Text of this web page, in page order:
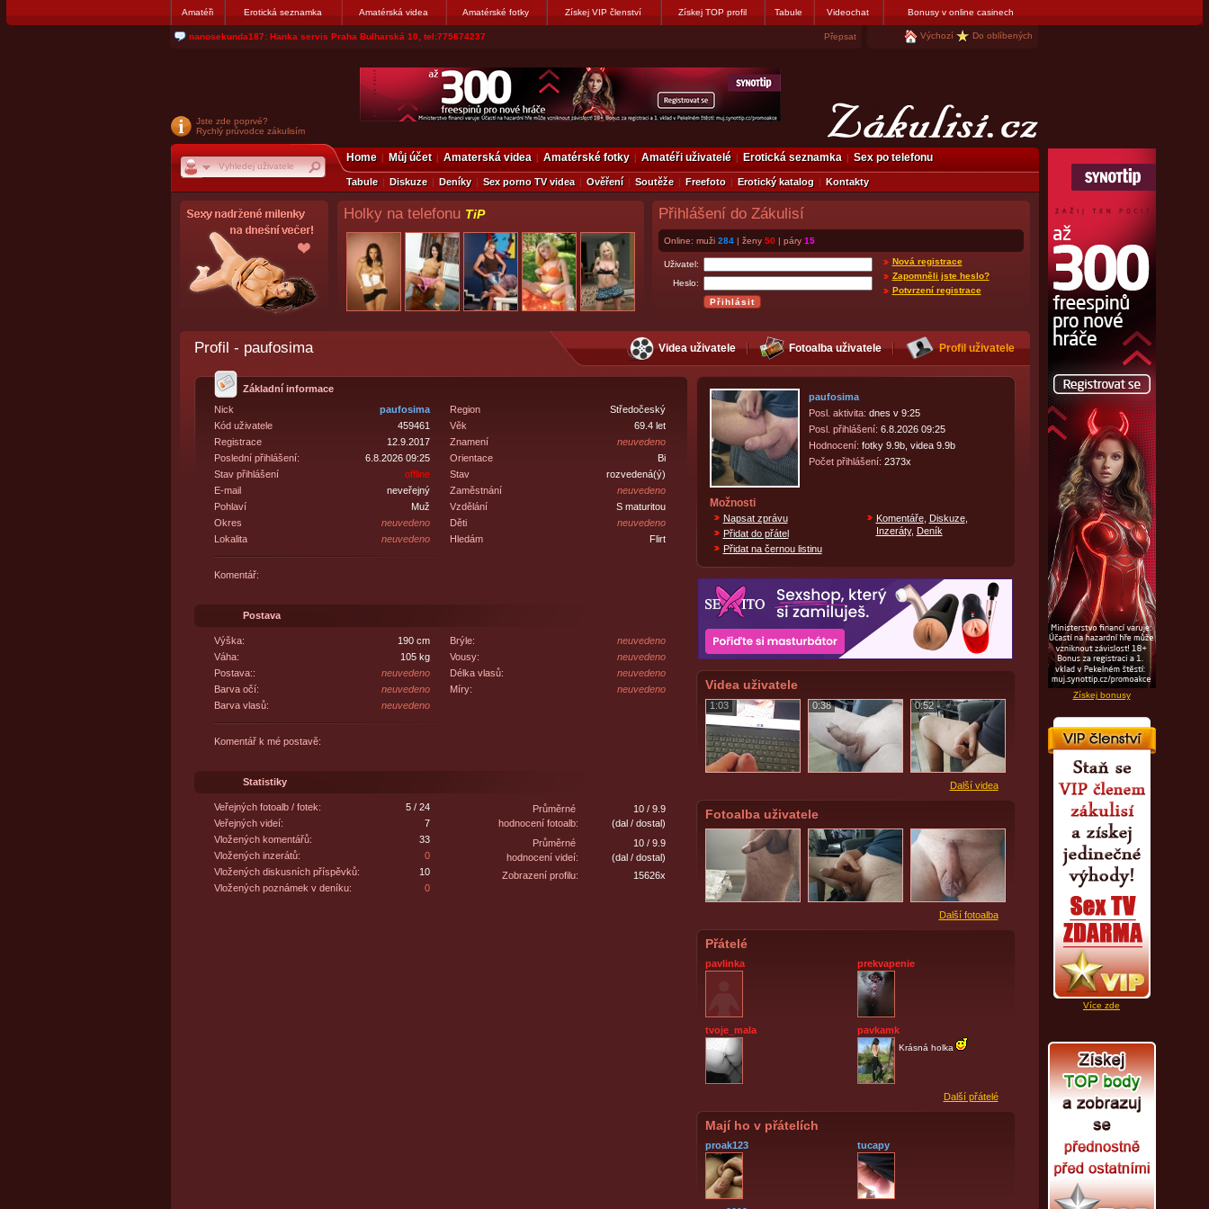
Amatéři Erotická seznamka Amatérská videa Amatérské fotky Získej VIP členství Získej TOP profil Tabule Videochat Bonusy v online casinech
jjoseff: Najde se par, ktery nekdy přemýšlel o divákovi. Napiste Přepsat Výchozí Do oblíbených
Získej bonusy
Více zde
Jste zde poprvé?
Rychlý průvodce zákulisím
Home Můj účet Amaterská videa Amatérské fotky Amatéři uživatelé Erotická seznamka Sex po telefonu
Tabule Diskuze Deníky Sex porno TV videa Ověření Soutěže Freefoto Erotický katalog Kontakty
Holky na telefonu TiP Přihlášení do Zákulisí
Online: muži 284| ženy 50| páry 15
Uživatel:
Heslo:
Nová registrace
Zapomněli jste heslo?
Potvrzení registrace
Profil - paufosima Videa uživatele Fotoalba uživatele Profil uživatele
Základní informace
Nick
paufosima
Kód uživatele
459461
Registrace
12.9.2017
Poslední přihlášení:
6.8.2026 09:25
Stav přihlášení
offline
E-mail
neveřejný
Pohlaví
Muž
Okres
neuvedeno
Lokalita
neuvedeno
Region
Středočeský
Věk
69.4 let
Znamení
neuvedeno
Orientace
Bi
Stav
rozvedená(ý)
Zaměstnání
neuvedeno
Vzdělání
S maturitou
Děti
neuvedeno
Hledám
Flirt
Komentář:
Postava
Výška:
190 cm
Váha:
105 kg
Postava::
neuvedeno
Barva očí:
neuvedeno
Barva vlasů:
neuvedeno
Brýle:
neuvedeno
Vousy:
neuvedeno
Délka vlasů:
neuvedeno
Míry:
neuvedeno
Komentář k mé postavě:
Statistiky
Veřejných fotoalb / fotek:
5 / 24
Veřejných videí:
7
Vložených komentářů:
33
Vložených inzerátů:
0
Vložených diskusních příspěvků:
10
Vložených poznámek v deníku:
0
Průměrné
hodnocení fotoalb:
10 / 9.9
(dal / dostal)
Průměrné
hodnocení videí:
10 / 9.9
(dal / dostal)
Zobrazení profilu:
15626x
paufosima
Posl. aktivita: dnes v 9:25
Posl. přihlášení: 6.8.2026 09:25
Hodnocení: fotky 9.9b, videa 9.9b
Počet přihlášení: 2373x
Možnosti
Napsat zprávu
Přidat do přátel
Přidat na černou listinu
Komentáře, Diskuze,
Inzeráty, Deník
Videa uživatele
1:03 0:38 0:52
Další videa
Fotoalba uživatele
Další fotoalba
Přátelé
pavlinka prekvapenie
tvoje_mala pavkamk
Krásná holka
Další přátelé
Mají ho v přátelích
proak123 tucapy